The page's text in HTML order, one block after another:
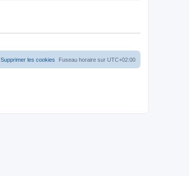
Fuseau horaire sur UTC+02:00
Supprimer les cookies